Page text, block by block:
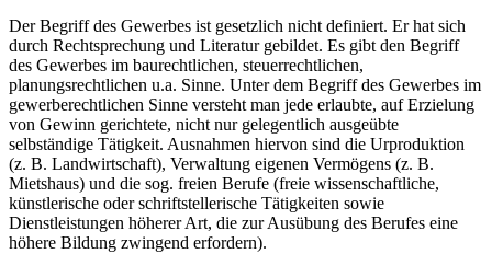
Der Begriff des Gewerbes ist gesetzlich nicht definiert. Er hat sich
durch Rechtsprechung und Literatur gebildet. Es gibt den Begriff
des Gewerbes im baurechtlichen, steuerrechtlichen,
planungsrechtlichen u.a. Sinne. Unter dem Begriff des Gewerbes im
gewerberechtlichen Sinne versteht man jede erlaubte, auf Erzielung
von Gewinn gerichtete, nicht nur gelegentlich ausgeübte
selbständige Tätigkeit. Ausnahmen hiervon sind die Urproduktion
(z. B. Landwirtschaft), Verwaltung eigenen Vermögens (z. B.
Mietshaus) und die sog. freien Berufe (freie wissenschaftliche,
künstlerische oder schriftstellerische Tätigkeiten sowie
Dienstleistungen höherer Art, die zur Ausübung des Berufes eine
höhere Bildung zwingend erfordern).